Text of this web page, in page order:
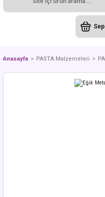
Anasayfa PASTA Malzemeleri